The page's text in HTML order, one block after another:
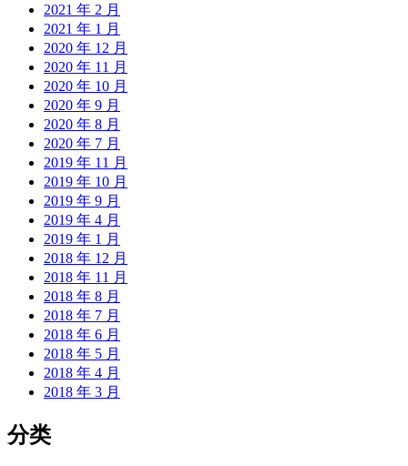
2021 年 2 月
2021 年 1 月
2020 年 12 月
2020 年 11 月
2020 年 10 月
2020 年 9 月
2020 年 8 月
2020 年 7 月
2019 年 11 月
2019 年 10 月
2019 年 9 月
2019 年 4 月
2019 年 1 月
2018 年 12 月
2018 年 11 月
2018 年 8 月
2018 年 7 月
2018 年 6 月
2018 年 5 月
2018 年 4 月
2018 年 3 月
分类